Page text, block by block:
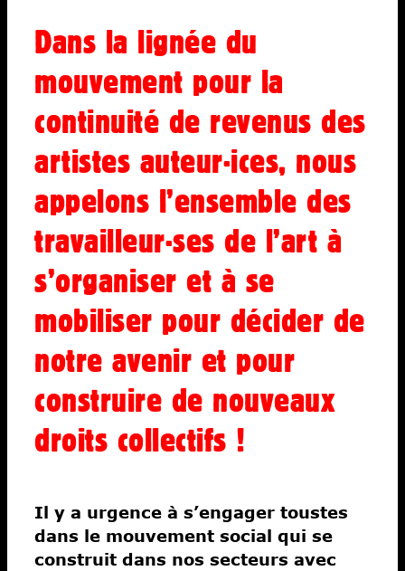
Dans la lignée du
mouvement pour la
continuité de revenus des
artistes auteur·ices, nous
appelons l’ensemble des
travailleur·ses de l’art à
s’organiser et à se
mobiliser pour décider de
notre avenir et pour
construire de nouveaux
droits collectifs !
Il y a urgence à s’engager toustes
dans le mouvement social qui se
construit dans nos secteurs avec